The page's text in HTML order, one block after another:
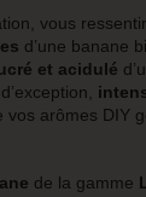
vous
d’une banane
et acidulé
vos arômes DIY
de la gamme